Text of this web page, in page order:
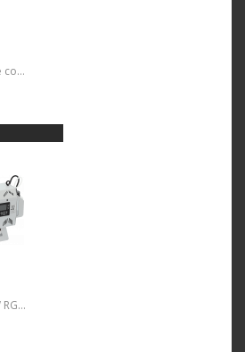
Machine geyser verticale compacte
Machine à fumée 1500W RGB portable